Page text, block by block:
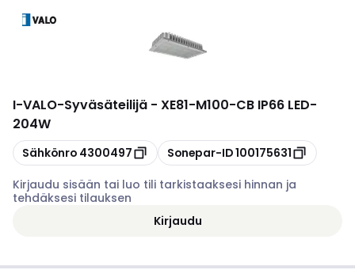
I-VALO-Syväsäteilijä - XE81-M100-CB IP66 LED-
204W
Kopioi
Sähkönro 4300497 Kopioi
Sonepar-ID100175631
Kirjaudu sisään tai luo tili tarkistaaksesi hinnan ja
tehdäksesi tilauksen
Kirjaudu